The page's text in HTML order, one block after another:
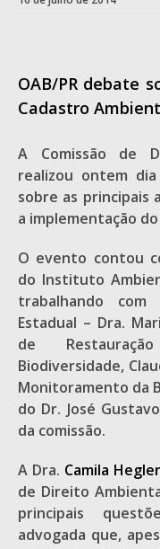
OAB/PR debate
Cadastro
A Comissão de
realizou ontem
sobre as principais
a implementação do
O evento contou
do Instituto
trabalhando
Estadual – Dra.
de
Biodiversidade,
Monitoramento da
do Dr. José
da comissão.
A Dra. Camila
de Direito
principais
advogada que,